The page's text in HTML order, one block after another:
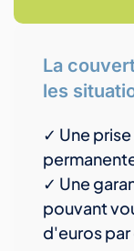
La
les
✓ Une
✓ Une
pouvant
d'euros